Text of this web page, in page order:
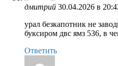
дмитрий 30.04.2026 в
урал безкапотник не
буксиром двс ямз 536, в
Ответить